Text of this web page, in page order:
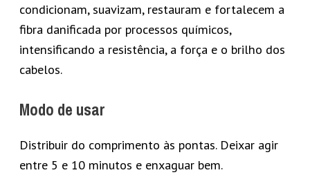
condicionam, suavizam, restauram e fortalecem a
fibra danificada por processos químicos,
intensificando a resistência, a força e o brilho dos
cabelos.
Modo de usar
Distribuir do comprimento às pontas. Deixar agir
entre 5 e 10 minutos e enxaguar bem.